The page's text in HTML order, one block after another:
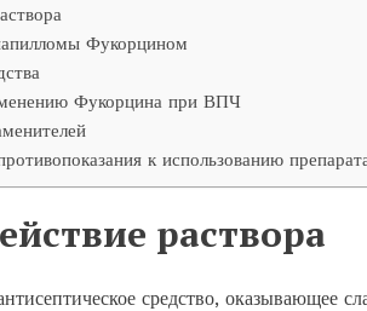
Фукорцином
Фукорцина при ВПЧ
к использованию
раствора
средство, оказывающее